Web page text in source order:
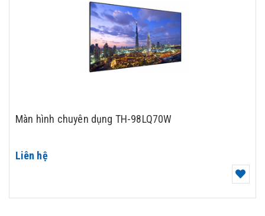
Màn hình chuyên dụng TH-98LQ70W
Liên hệ